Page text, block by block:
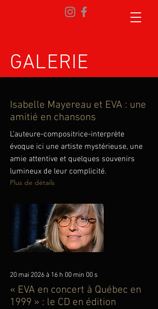
GALERIE
Isabelle Mayereau et EVA : une
amitié en chansons
L’auteure-compositrice-interprète
évoque ici une artiste mystérieuse, une
amie attentive et quelques souvenirs
lumineux de leur complicité.
Plus de détails
20 mai 2026 à 16 h 00 min 00 s
« EVA en concert à Québec en
1999 » : le CD en édition